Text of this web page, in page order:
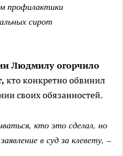
профилактики
сирот
Людмилу огорчило
кто конкретно обвинил
своих обязанностей.
кто это сделал, но
в суд за клевету, –